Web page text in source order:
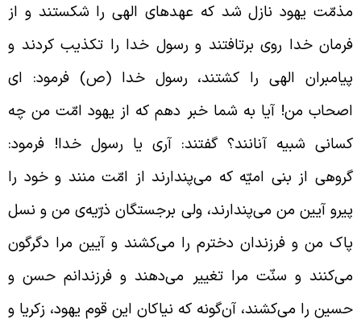
یهود نازل شد که عهدهای الهی را شکستند و از
خدا روی برتافتند و رسول خدا را تکذیب کردند و
الهی را کشتند، رسول خدا (ص) فرمود: ای
من! آیا به شما خبر دهم که از یهود امّت من چه
شبیه آنانند؟ گفتند: آری یا رسول خدا! فرمود:
از بنی امیّه که می‌پندارند از امّت منند و خود را
آیین من می‌پندارند، ولی برجستگان ذرّیه‌ی من و نسل
من و فرزندان دخترم را می‌کشند و آیین مرا دگرگون
و سنّت مرا تغییر می‌دهند و فرزندانم حسن و
را می‌کشند، آن‌گونه که نیاکان این قوم یهود، زکریا و